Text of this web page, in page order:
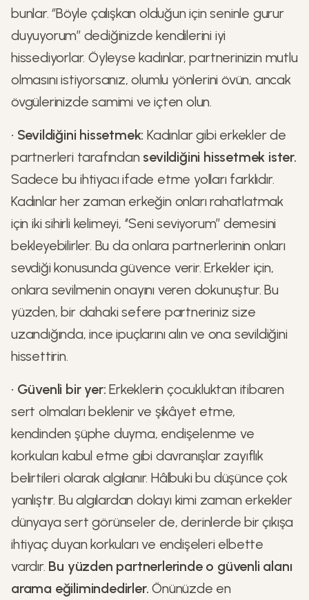
bunlar. ‘’Böyle çalışkan olduğun için seninle gurur
duyuyorum’’ dediğinizde kendilerini iyi
hissediyorlar. Öyleyse kadınlar, partnerinizin mutlu
olmasını istiyorsanız, olumlu yönlerini övün, ancak
övgülerinizde samimi ve içten olun.
• Sevildiğini hissetmek:Kadınlar gibi erkekler de
partnerleri tarafından sevildiğini hissetmek ister.
Sadece bu ihtiyacı ifade etme yolları farklıdır.
Kadınlar her zaman erkeğin onları rahatlatmak
için iki sihirli kelimeyi, ‘’Seni seviyorum’’ demesini
bekleyebilirler. Bu da onlara partnerlerinin onları
sevdiği konusunda güvence verir. Erkekler için,
onlara sevilmenin onayını veren dokunuştur. Bu
yüzden, bir dahaki sefere partneriniz size
uzandığında, ince ipuçlarını alın ve ona sevildiğini
hissettirin.
• Güvenli bir yer:Erkeklerin çocukluktan itibaren
sert olmaları beklenir ve şikâyet etme,
kendinden şüphe duyma, endişelenme ve
korkuları kabul etme gibi davranışlar zayıflık
belirtileri olarak algılanır. Hâlbuki bu düşünce çok
yanlıştır. Bu algılardan dolayı kimi zaman erkekler
dünyaya sert görünseler de, derinlerde bir çıkışa
ihtiyaç duyan korkuları ve endişeleri elbette
vardır. Bu yüzden partnerlerinde o güvenli alanı
arama eğilimindedirler.Önünüzde en